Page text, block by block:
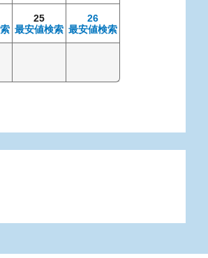
25
最安値検索
26
最安値検索